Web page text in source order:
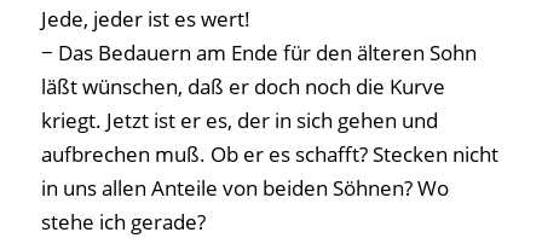
Jede, jeder ist es wert!
− Das Bedauern am Ende für den älteren Sohn
läßt wünschen, daß er doch noch die Kurve
kriegt. Jetzt ist er es, der in sich gehen und
aufbrechen muß. Ob er es schafft? Stecken nicht
in uns allen Anteile von beiden Söhnen? Wo
stehe ich gerade?